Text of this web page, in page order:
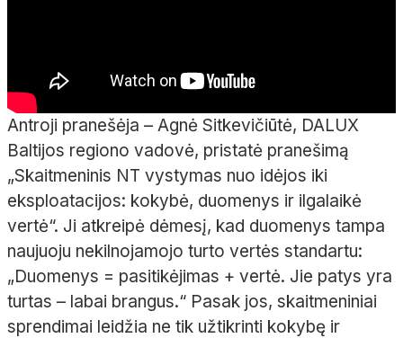
Antroji pranešėja – Agnė Sitkevičiūtė, DALUX
Baltijos regiono vadovė, pristatė pranešimą
„Skaitmeninis NT vystymas nuo idėjos iki
eksploatacijos: kokybė, duomenys ir ilgalaikė
vertė“. Ji atkreipė dėmesį, kad duomenys tampa
naujuoju nekilnojamojo turto vertės standartu:
„Duomenys = pasitikėjimas + vertė. Jie patys yra
turtas – labai brangus.“ Pasak jos, skaitmeniniai
sprendimai leidžia ne tik užtikrinti kokybę ir